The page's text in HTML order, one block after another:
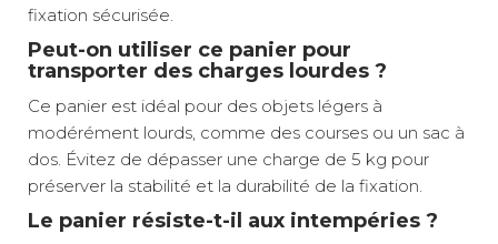
fixation sécurisée.
Peut-on utiliser ce panier pour
transporter des charges lourdes ?
Ce panier est idéal pour des objets légers à
modérément lourds, comme des courses ou un sac à
dos. Évitez de dépasser une charge de 5 kg pour
préserver la stabilité et la durabilité de la fixation.
Le panier résiste-t-il aux intempéries ?